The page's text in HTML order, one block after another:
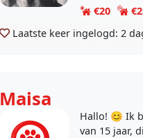
€20
Laatste keer ingelogd: 2
Maisa
Hallo! 😊 Ik
van 15 jaar,